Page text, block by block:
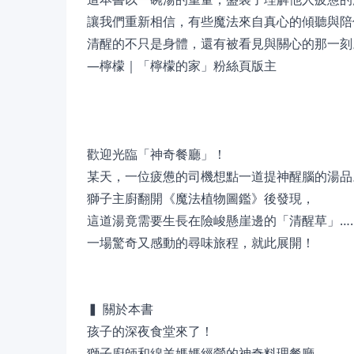
讓我們重新相信，有些魔法來自真心的傾聽與陪
清醒的不只是身體，還有被看見與關心的那一刻
—檸檬｜「檸檬的家」粉絲頁版主
歡迎光臨「神奇餐廳」！
某天，一位疲憊的司機想點一道提神醒腦的湯品
獅子主廚翻開《魔法植物圖鑑》後發現，
這道湯竟需要生長在險峻懸崖邊的「清醒草」
一場驚奇又感動的尋味旅程，就此展開！
▍ 關於本書
孩子的深夜食堂來了！